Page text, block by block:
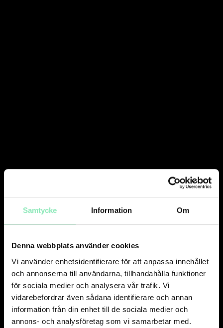
Samtycke Information Om
Denna webbplats använder cookies
Vi använder enhetsidentifierare för att anpassa innehållet
och annonserna till användarna, tillhandahålla funktioner
för sociala medier och analysera vår trafik. Vi
vidarebefordrar även sådana identifierare och annan
information från din enhet till de sociala medier och
annons- och analysföretag som vi samarbetar med.